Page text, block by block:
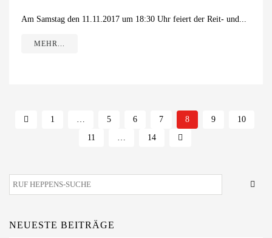
Am Samstag den 11.11.2017 um 18:30 Uhr feiert der Reit- und...
MEHR...
1 5 6 7 8 9
10
11
14
NEUESTE BEITRÄGE